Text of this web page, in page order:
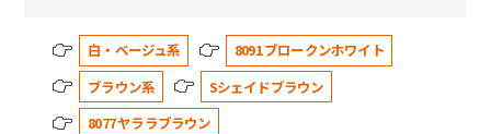
白・ベージュ系
8091 ブロークンホワイト
ブラウン系
Sシェイドブラウン
8077 ヤララブラウン